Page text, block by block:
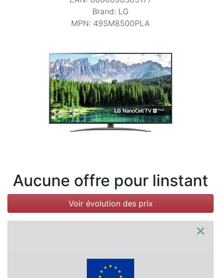
Conditions
Catégories
Brand: LG
MPN: 49SM8500PLA
Aucune offre pour linstant
Voir évolution des prix
×